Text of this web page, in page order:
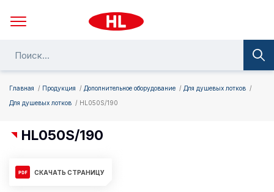
Главная Продукция Дополнительное оборудование
Для душевых лотков
Для душевых лотков
HL050S/190
HL050S/190
СКАЧАТЬ СТРАНИЦУ